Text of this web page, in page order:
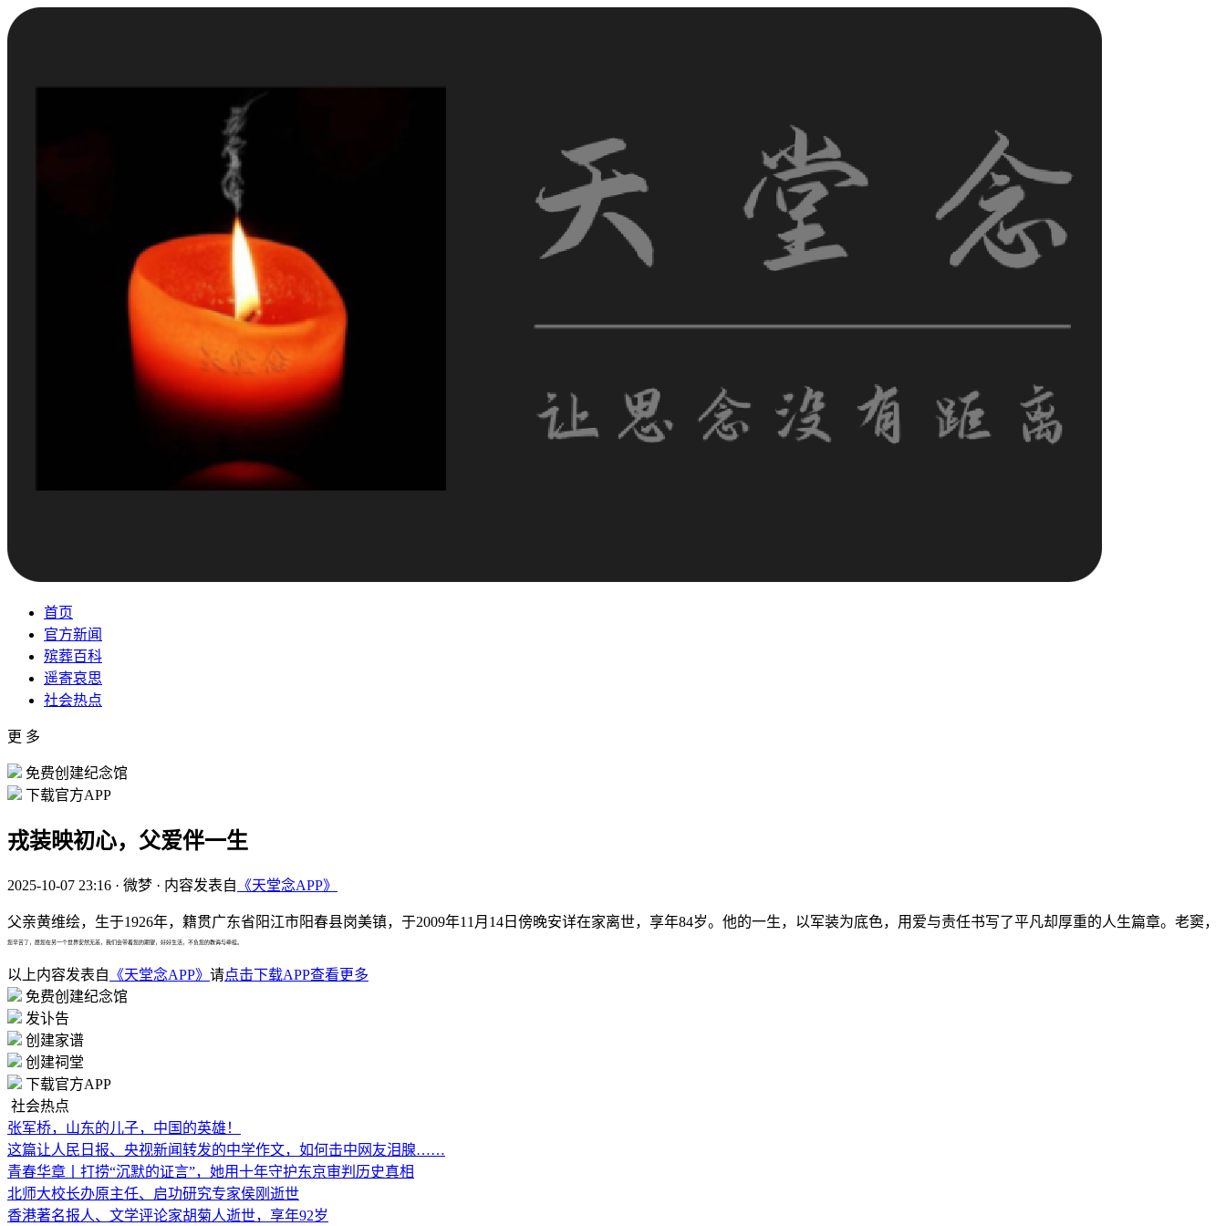
首页
官方新闻
殡葬百科
遥寄哀思
社会热点
更 多
免费创建纪念馆
下载官方APP
戎装映初心，父爱伴一生
2025-10-07 23:16 · 微梦 · 内容发表自 《天堂念APP》
父亲黄维绘，生于1926年，籍贯广东省阳江市阳春县岗美镇，于2009年11月14日傍晚安详在家离世，享年84岁。他的一生，以军装为底色，用爱与责任书写了平凡却厚重的人生篇章。老窦，
您辛苦了，愿您在另一个世界安然无恙，我们会带着您的期望，好好生活，不负您的教诲与牵挂。
以上内容发表自 《天堂念APP》 请点击下载APP查看更多
免费创建纪念馆
发讣告
创建家谱
创建祠堂
下载官方APP
社会热点
张军桥，山东的儿子，中国的英雄！
这篇让人民日报、央视新闻转发的中学作文，如何击中网友泪腺……
青春华章丨打捞“沉默的证言”，她用十年守护东京审判历史真相
北师大校长办原主任、启功研究专家侯刚逝世
香港著名报人、文学评论家胡菊人逝世，享年92岁